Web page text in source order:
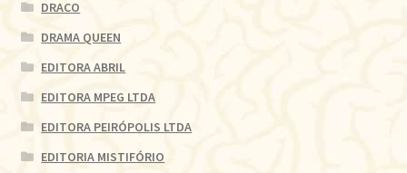
DRACO
DRAMA QUEEN
EDITORA ABRIL
EDITORA MPEG LTDA
EDITORA PEIRÓPOLIS LTDA
EDITORIA MISTIFÓRIO